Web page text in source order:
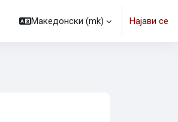
Македонски ‎(mk)‎ Најави се